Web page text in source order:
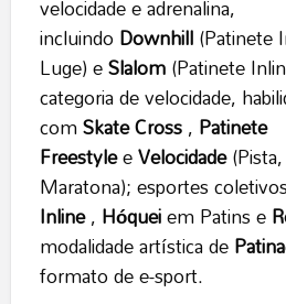
velocidade e adrenalina,
incluindo Downhill(Patinete
Luge) eSlalom(Patinete
categoria de velocidade,
comSkate Cross, Patinete
FreestyleeVelocidade
Maratona); esportes
Inline, Hóqueiem Patins e
modalidade artística de
formato de e-sport.